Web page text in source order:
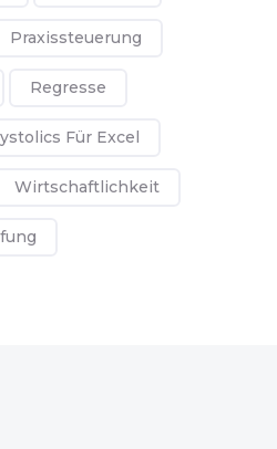
Praxissteuerung
Regresse
Für Excel
Wirtschaftlichkeit